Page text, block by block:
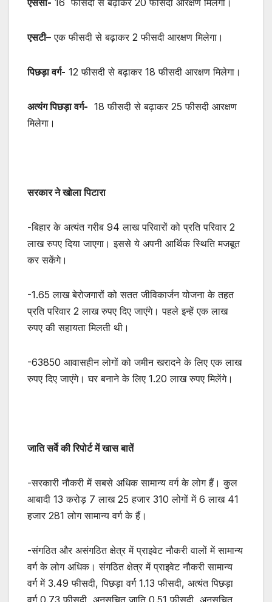
एससी- 16 फीसदी से बढ़ाकर 20 फीसदी आरक्षण मिलेगा।
एसटी– एक फीसदी से बढ़ाकर 2 फीसदी आरक्षण मिलेगा।
पिछड़ा वर्ग- 12 फीसदी से बढ़ाकर 18 फीसदी आरक्षण मिलेगा।
अत्यंग पिछड़ा वर्ग- 18 फीसदी से बढ़ाकर 25 फीसदी आरक्षण
मिलेगा।
सरकार ने खोला पिटारा
-बिहार के अत्यंत गरीब 94 लाख परिवारों को प्रति परिवार 2
लाख रुपए दिया जाएगा। इससे ये अपनी आर्थिक स्थिति मजबूत
कर सकेंगे।
-1.65 लाख बेरोजगारों को सतत जीविकार्जन योजना के तहत
प्रति परिवार 2 लाख रुपए दिए जाएंगे। पहले इन्हें एक लाख
रुपए की सहायता मिलती थी।
-63850 आवासहीन लोगों को जमीन खरादने के लिए एक लाख
रुपए दिए जाएंगे। घर बनाने के लिए 1.20 लाख रुपए मिलेंगे।
जाति सर्वे की रिपोर्ट में खास बातें
-सरकारी नौकरी में सबसे अधिक सामान्य वर्ग के लोग हैं। कुल
आबादी 13 करोड़ 7 लाख 25 हजार 310 लोगों में 6 लाख 41
हजार 281 लोग सामान्य वर्ग के हैं।
-संगठित और असंगठित क्षेत्र में प्राइवेट नौकरी वालों में सामान्य
वर्ग के लोग अधिक। संगठित क्षेत्र में प्राइवेट नौकरी सामान्य
वर्ग में 3.49 फीसदी, पिछड़ा वर्ग 1.13 फीसदी, अत्यंत पिछड़ा